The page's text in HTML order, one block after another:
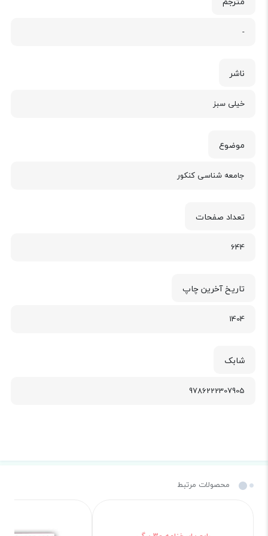
-
ناشر
خیلی سبز
موضوع
جامعه شناسی کنکور
تعداد صفحات
644
تاریخ آخرین چاپ
1404
شابک
9786222307905
محصولات مرتبط